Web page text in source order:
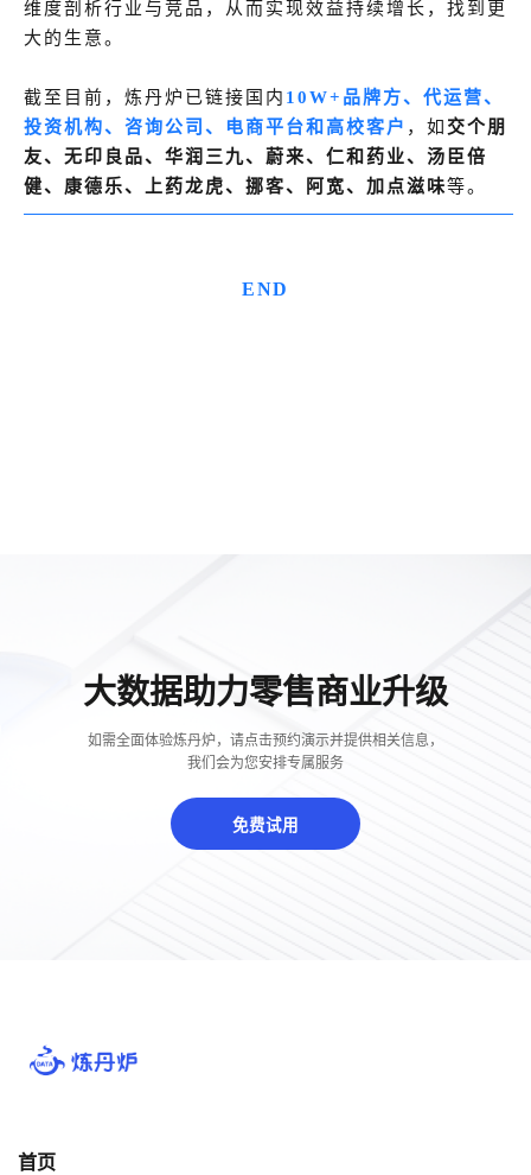
维度剖析行业与竞品，从而实现效益持续增长，找到更
大的生意。
截至目前，炼丹炉已链接国内 10W+品牌方、代运营、
投资机构、咨询公司、电商平台和高校客户 ，如 交个朋
友、无印良品、华润三九、蔚来、仁和药业、汤臣倍
健、康德乐、上药龙虎、挪客、阿宽、加点滋味等。
END
大数据助力零售商业升级
如需全面体验炼丹炉，请点击预约演示并提供相关信息，
我们会为您安排专属服务
免费试用
首页